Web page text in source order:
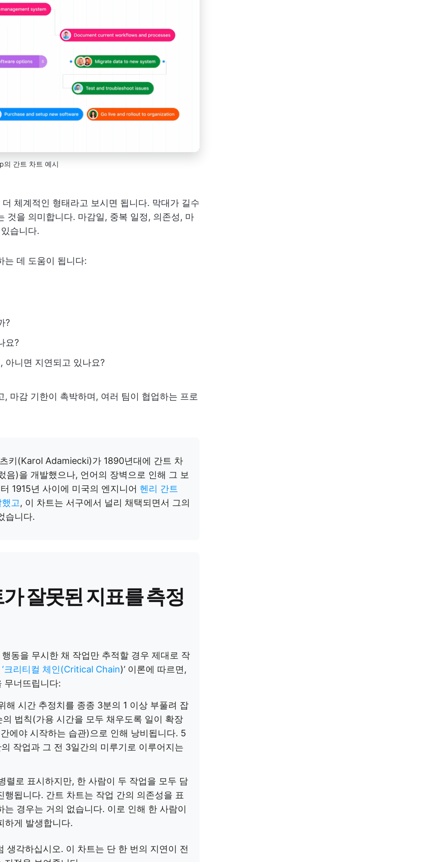
의 간트 차트 예시
체계적인 형태라고 보시면 됩니다. 막대가 길수
것을 의미합니다. 마감일, 중복 일정, 의존성, 마
습니다.
는 데 도움이 됩니다:
?
요?
아니면 지연되고 있나요?
마감 기한이 촉박하며, 여러 팀이 협업하는 프로
키(Karol Adamiecki)가 1890년대에 간트 차
음)을 개발했으나, 언어의 장벽으로 인해 그 보
1915년 사이에 미국의 엔지니어 헨리 간트
고 , 이 차트는 서구에서 널리 채택되면서 그의
습니다.
잘못된 지표를 측정
동을 무시한 채 작업만 추적할 경우 제대로 작
크리티컬 체인(Critical Chain)’ 이론에 따르면,
무너뜨립니다:
해 시간 추정치를 종종 3분의 1 이상 부풀려 잡
법칙(가용 시간을 모두 채우도록 일이 확장
에야 시작하는 습관)으로 인해 낭비됩니다. 5
작업과 그 전 3일간의 미루기로 이루어지는
렬로 표시하지만, 한 사람이 두 작업을 모두 담
됩니다. 간트 차트는 작업 간의 의존성을 표
경우는 거의 없습니다. 이로 인해 한 사람이
하게 발생합니다.
생각하십시오. 이 차트는 단 한 번의 지연이 전